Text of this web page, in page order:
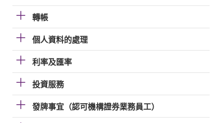
轉帳
個人資料的處理
利率及匯率
投資服務
發牌事宜（認可機構證券業務員工）